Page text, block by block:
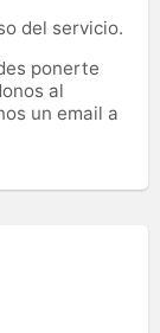
del servicio.
ponerte
al
un email a